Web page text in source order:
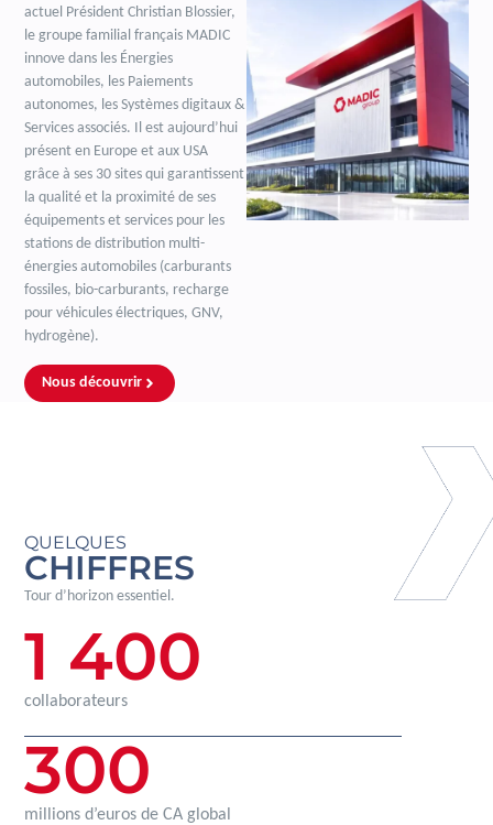
actuel Président Christian Blossier,
le groupe familial français MADIC
innove dans les Énergies
automobiles, les Paiements
autonomes, les Systèmes digitaux &
Services associés. Il est aujourd’hui
présent en Europe et aux USA
grâce à ses 30 sites qui garantissent
la qualité et la proximité de ses
équipements et services pour les
stations de distribution multi-
énergies automobiles (carburants
fossiles, bio-carburants, recharge
pour véhicules électriques, GNV,
hydrogène).
Nous découvrir
QUELQUES
CHIFFRES
Tour d’horizon essentiel.
collaborateurs
1 400
millions d’euros de CA global
300